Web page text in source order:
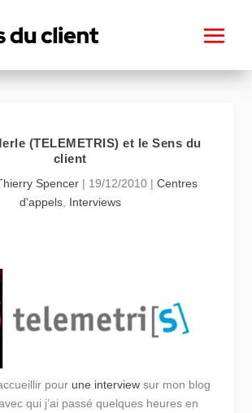
(TELEMETRIS) et le Sens du
client
Spencer| 19/12/2010| Centres
d'appels, Interviews
pour une interview sur mon blog
qui j’ai passé quelques heures en